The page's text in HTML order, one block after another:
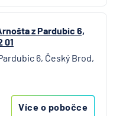
z Pardubic 6,
01
6, Český Brod,
Více o pobočce